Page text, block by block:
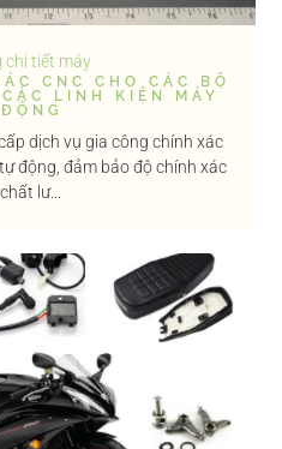
chi tiết máy
CNC CHO CÁC BỘ
LINH KIỆN MÁY
dịch vụ gia công chính xác
động, đảm bảo độ chính xác
lư...